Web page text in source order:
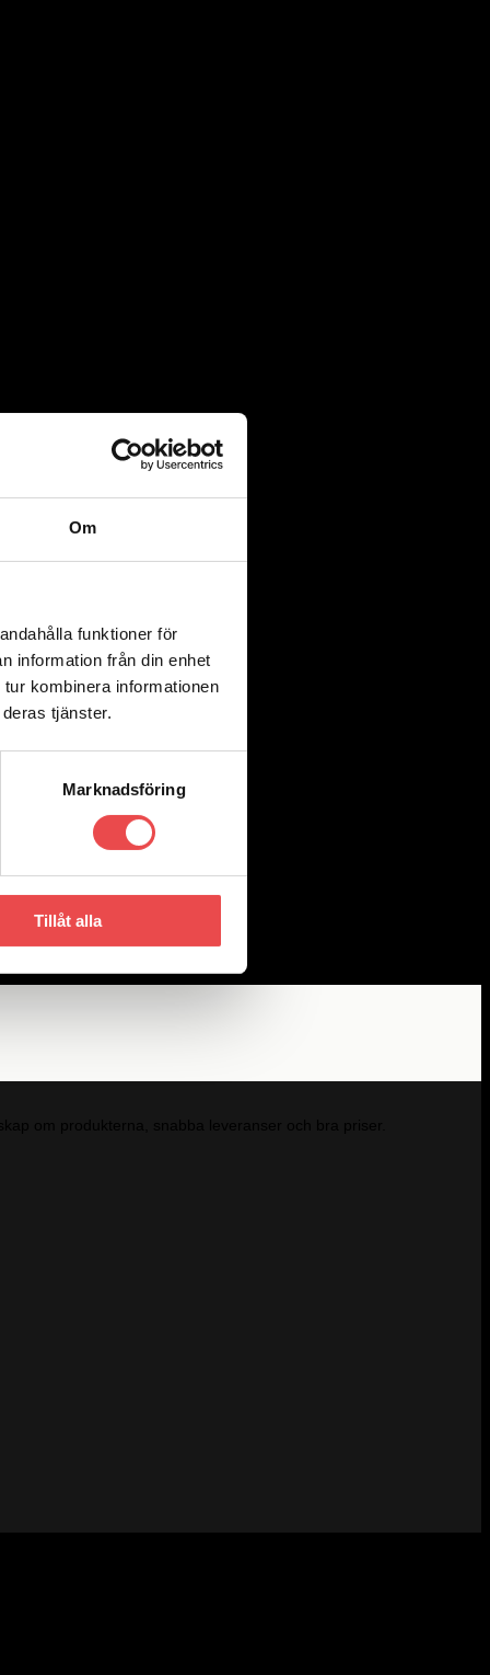
Om
funktioner för
information från din enhet
kombinera informationen
tjänster.
Marknadsföring
Tillåt alla